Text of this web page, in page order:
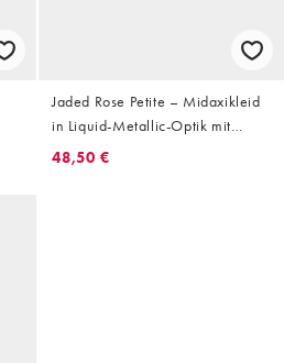
Jaded Rose Petite – Midaxikleid
in Liquid-Metallic-Optik mit
Zierausschnitt
48,50 €